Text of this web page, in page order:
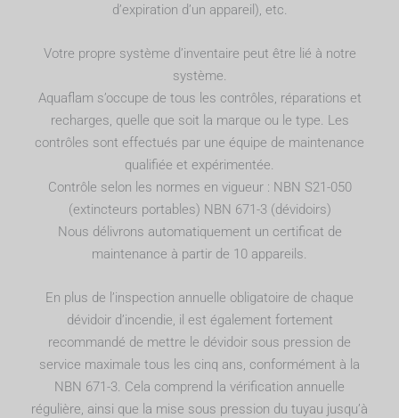
d’expiration d’un appareil), etc.
Votre propre système d’inventaire peut être lié à notre
système.
Aquaflam s’occupe de tous les contrôles, réparations et
recharges, quelle que soit la marque ou le type. Les
contrôles sont effectués par une équipe de maintenance
qualifiée et expérimentée.
Contrôle selon les normes en vigueur : NBN S21-050
(extincteurs portables) NBN 671-3 (dévidoirs)
Nous délivrons automatiquement un certificat de
maintenance à partir de 10 appareils.
En plus de l’inspection annuelle obligatoire de chaque
dévidoir d’incendie, il est également fortement
recommandé de mettre le dévidoir sous pression de
service maximale tous les cinq ans, conformément à la
NBN 671-3. Cela comprend la vérification annuelle
régulière, ainsi que la mise sous pression du tuyau jusqu’à